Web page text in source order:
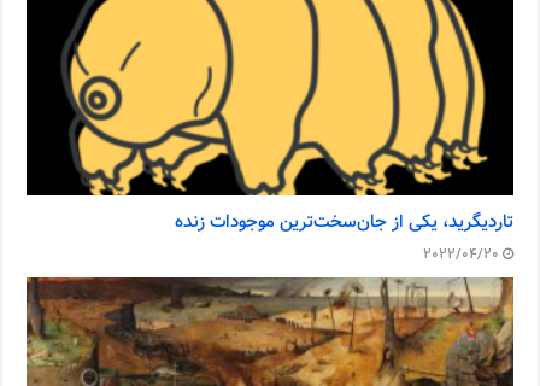
تاردیگرید، یکی از جان‌سخت‌ترین موجودات زنده
2022/04/20